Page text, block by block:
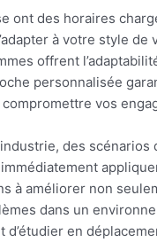
des horaires
à votre style
offrent
personnalisée
vos
des
améliorer non
dans un
en